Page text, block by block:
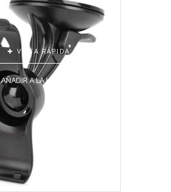
VISTA RÁPIDA
AÑADIR A LA LISTA DE DESEOS